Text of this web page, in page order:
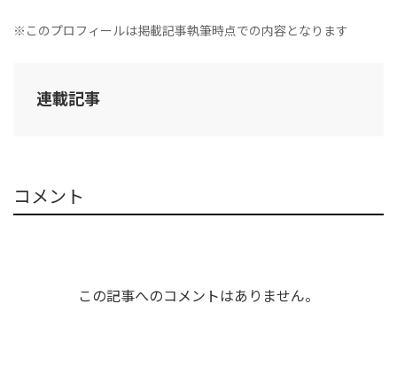
※このプロフィールは掲載記事執筆時点での内容となります
連載記事
コメント
この記事へのコメントはありません。